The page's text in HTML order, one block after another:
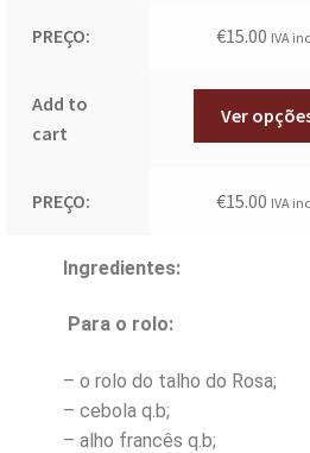
PREÇO: €15.00 IVA
Add to
cart
Ver
PREÇO: €15.00 IVA
Ingredientes:
Para o rolo:
– o rolo do talho do Rosa;
– cebola q.b;
– alho francês q.b;